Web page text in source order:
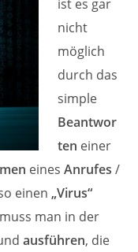
ist es gar
nicht
möglich
durch das
simple
Beantwor
ten einer
einesAnrufes/
einen„Virus“
man in der
ausführen, die